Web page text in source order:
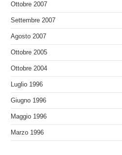
Ottobre 2007
Settembre 2007
Agosto 2007
Ottobre 2005
Ottobre 2004
Luglio 1996
Giugno 1996
Maggio 1996
Marzo 1996